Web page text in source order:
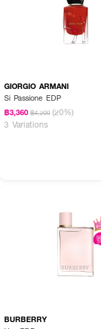
GIORGIO ARMANI
Si Passione EDP
฿3,360 ฿4,200 (20%)
3 Variations
BURBERRY